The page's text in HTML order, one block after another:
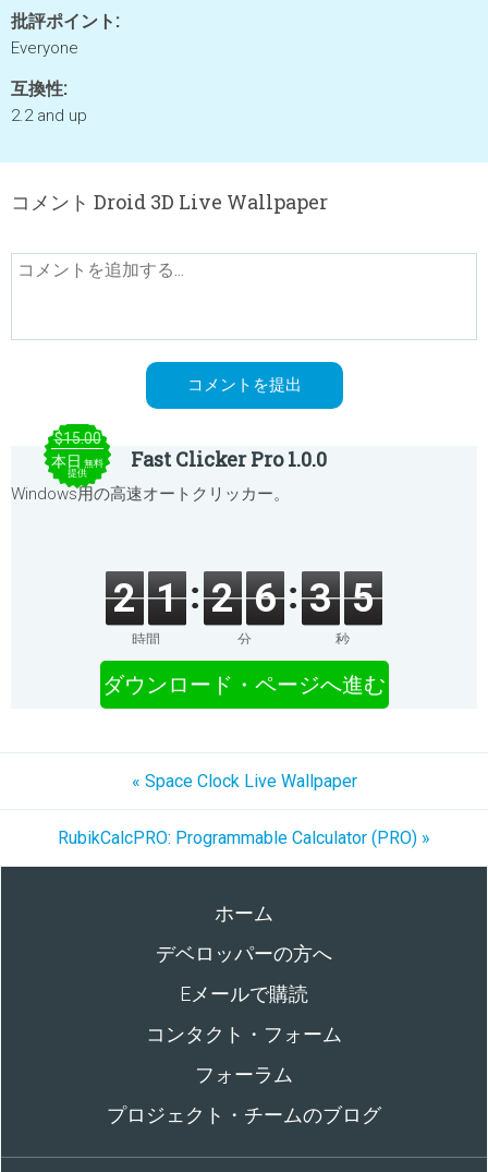
批評ポイント:
Everyone
互換性:
2.2 and up
コメント Droid 3D Live Wallpaper
$15.00
本日 無料
提供
Fast Clicker Pro 1.0.0
Windows用の高速オートクリッカー。
2 1
時間
2 6
分
3 5
秒
ダウンロード・ページへ進む
« Space Clock Live Wallpaper
RubikCalcPRO: Programmable Calculator (PRO) »
ホーム
デベロッパーの方へ
Eメールで購読
コンタクト・フォーム
フォーラム
プロジェクト・チームのブログ